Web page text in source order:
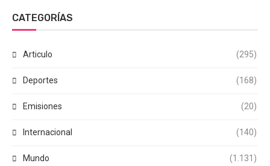
CATEGORÍAS
Articulo (295)
Deportes (168)
Emisiones (20)
Internacional (140)
Mundo (1.131)